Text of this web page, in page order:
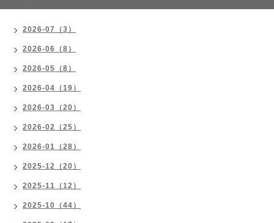
2026-07（3）
2026-06（8）
2026-05（8）
2026-04（19）
2026-03（20）
2026-02（25）
2026-01（28）
2025-12（20）
2025-11（12）
2025-10（44）